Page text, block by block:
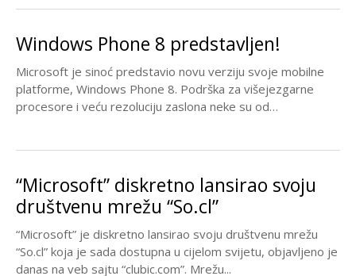
Windows Phone 8 predstavljen!
Microsoft je sinoć predstavio novu verziju svoje mobilne
platforme, Windows Phone 8. Podrška za višejezgarne
procesore i veću rezoluciju zaslona neke su od
“Microsoft” diskretno lansirao svoju
društvenu mrežu “So.cl”
“Microsoft” je diskretno lansirao svoju društvenu mrežu
“So.cl” koja je sada dostupna u cijelom svijetu, objavljeno je
danas na veb sajtu “clubic.com”. Mrežu...